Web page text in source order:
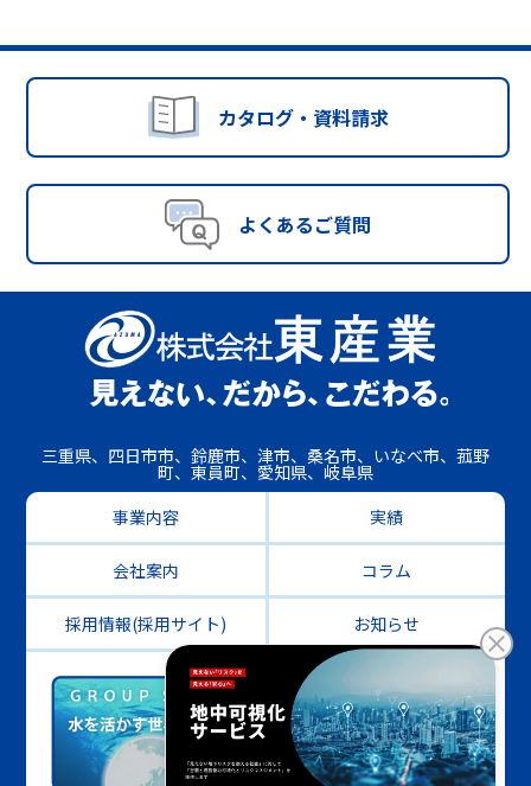
カタログ・資料請求
よくあるご質問
三重県、四日市市、鈴鹿市、津市、桑名市、いなべ市、菰野
町、東員町、愛知県、岐阜県
事業内容
実績
会社案内 コラム
採用情報(採用サイト) お知らせ